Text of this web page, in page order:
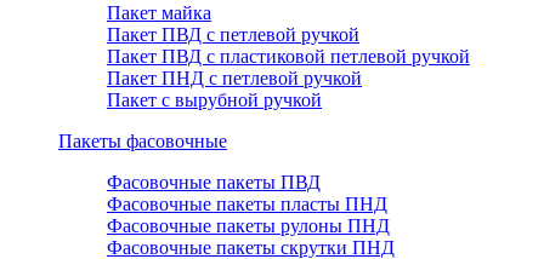
Пакет майка
Пакет ПВД с петлевой ручкой
Пакет ПВД с пластиковой петлевой ручкой
Пакет ПНД с петлевой ручкой
Пакет с вырубной ручкой
Пакеты фасовочные
Фасовочные пакеты ПВД
Фасовочные пакеты пласты ПНД
Фасовочные пакеты рулоны ПНД
Фасовочные пакеты скрутки ПНД